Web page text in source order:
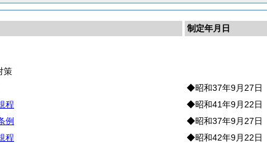
制定年月日
策
◆昭和37年9月27日
程
◆昭和41年9月22日
例
◆昭和37年9月27日
程
◆昭和42年9月22日